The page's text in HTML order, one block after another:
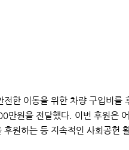
한 이동을 위한 차량 구입비를
원을 전달했다. 이번 후원은
원하는 등 지속적인 사회공